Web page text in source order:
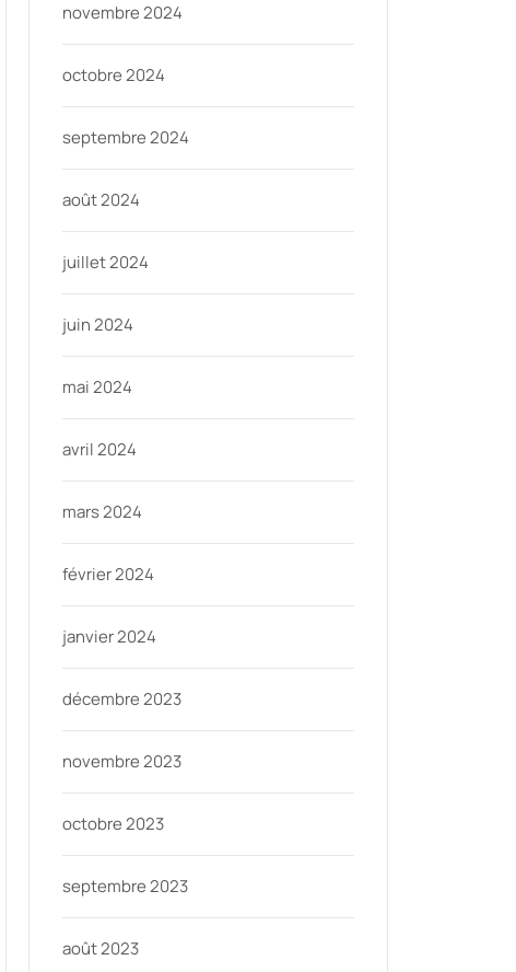
novembre 2024
octobre 2024
septembre 2024
août 2024
juillet 2024
juin 2024
mai 2024
avril 2024
mars 2024
février 2024
janvier 2024
décembre 2023
novembre 2023
octobre 2023
septembre 2023
août 2023